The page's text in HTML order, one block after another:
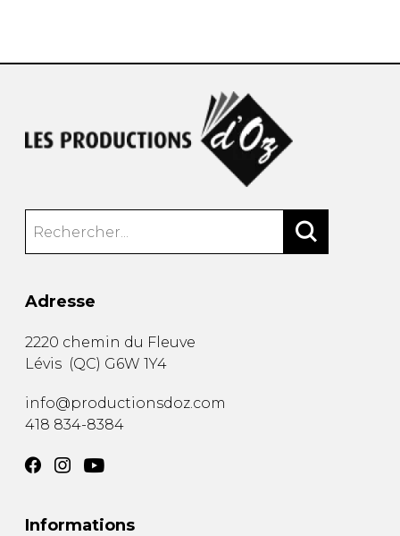
Adresse
2220 chemin du Fleuve
Lévis (QC) G6W 1Y4
info@productionsdoz.com
418 834-8384
Informations